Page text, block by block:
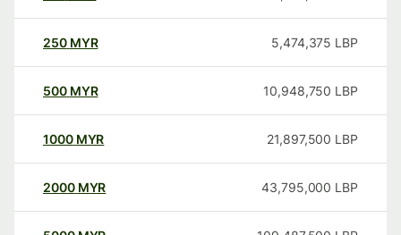
250 MYR 5,474,375 LBP
500 MYR 10,948,750 LBP
1000 MYR 21,897,500 LBP
2000 MYR 43,795,000 LBP